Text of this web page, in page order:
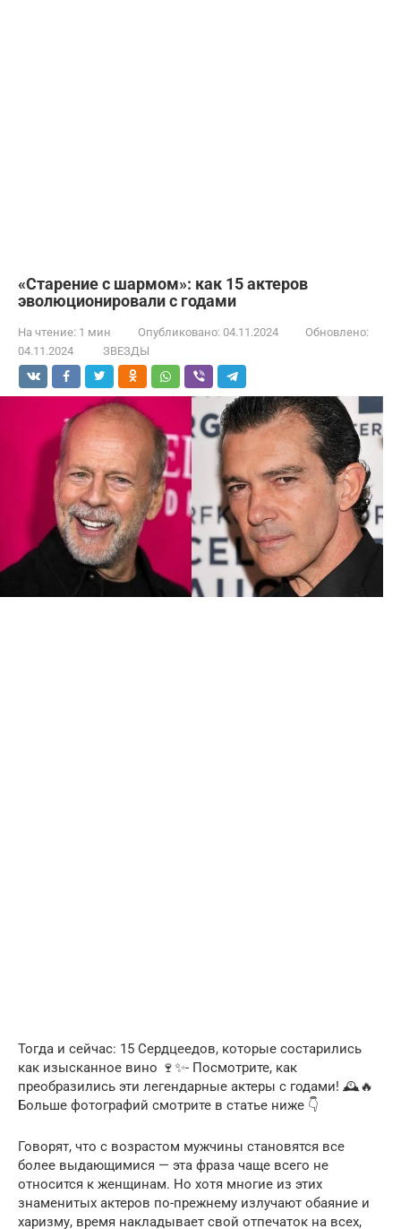
«Старение с шармом»: как 15 актеров
эволюционировали с годами
На чтение: 1 мин Опубликовано: 04.11.2024
Обновлено:
04.11.2024
ЗВЕЗДЫ
Тогда и сейчас: 15 Сердцеедов, которые состарились
как изысканное вино 🍷✨- Посмотрите, как
преобразились эти легендарные актеры с годами! 🕰️🔥
Больше фотографий смотрите в статье ниже 👇
Говорят, что с возрастом мужчины становятся все
более выдающимися — эта фраза чаще всего не
относится к женщинам. Но хотя многие из этих
знаменитых актеров по-прежнему излучают обаяние и
харизму, время накладывает свой отпечаток на всех,